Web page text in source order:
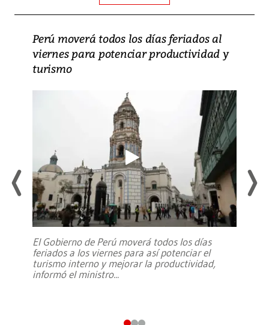
Perú moverá todos los días feriados al
viernes para potenciar productividad y
turismo
El Gobierno de Perú moverá todos los días
feriados a los viernes para así potenciar el
turismo interno y mejorar la productividad,
informó el ministro...